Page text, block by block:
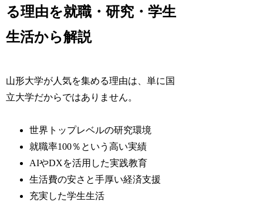
る理由を就職・研究・学生
生活から解説
山形大学が人気を集める理由は、単に国
立大学だからではありません。
世界トップレベルの研究環境
就職率100％という高い実績
AIやDXを活用した実践教育
生活費の安さと手厚い経済支援
充実した学生生活